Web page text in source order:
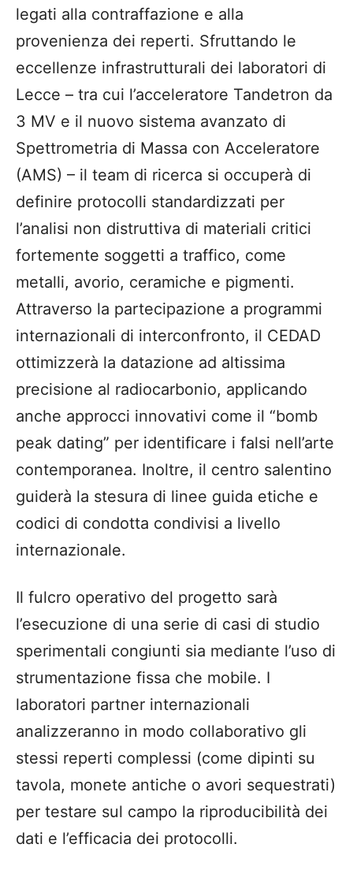
legati alla contraffazione e alla
provenienza dei reperti. Sfruttando le
eccellenze infrastrutturali dei laboratori di
Lecce – tra cui l’acceleratore Tandetron da
3 MV e il nuovo sistema avanzato di
Spettrometria di Massa con Acceleratore
(AMS) – il team di ricerca si occuperà di
definire protocolli standardizzati per
l’analisi non distruttiva di materiali critici
fortemente soggetti a traffico, come
metalli, avorio, ceramiche e pigmenti.
Attraverso la partecipazione a programmi
internazionali di interconfronto, il CEDAD
ottimizzerà la datazione ad altissima
precisione al radiocarbonio, applicando
anche approcci innovativi come il “bomb
peak dating” per identificare i falsi nell’arte
contemporanea. Inoltre, il centro salentino
guiderà la stesura di linee guida etiche e
codici di condotta condivisi a livello
internazionale.
Il fulcro operativo del progetto sarà
l’esecuzione di una serie di casi di studio
sperimentali congiunti sia mediante l’uso di
strumentazione fissa che mobile. I
laboratori partner internazionali
analizzeranno in modo collaborativo gli
stessi reperti complessi (come dipinti su
tavola, monete antiche o avori sequestrati)
per testare sul campo la riproducibilità dei
dati e l’efficacia dei protocolli.